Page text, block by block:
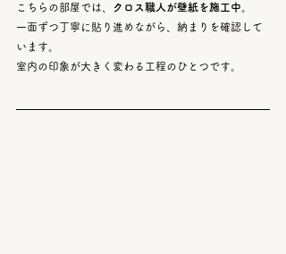
こちらの部屋では、 クロス職人が壁紙を施工中
一面ずつ丁寧に貼り進めながら、納まりを確認して
います。
室内の印象が大きく変わる工程のひとつです。